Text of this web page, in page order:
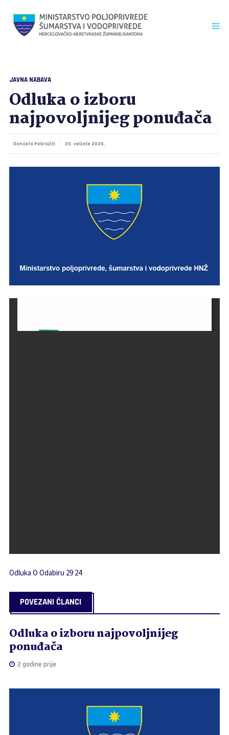
JAVNA NABAVA
Odluka o izboru
najpovoljnijeg ponuđača
Danijela Pokrajčić 20. veljače 2025.
Odluka O Odabiru 29 24
POVEZANI ČLANCI
Odluka o izboru najpovoljnijeg
ponuđača
2 godine prije